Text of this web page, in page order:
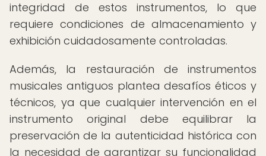
integridad de estos instrumentos, lo que
requiere condiciones de almacenamiento y
exhibición cuidadosamente controladas.
Además, la restauración de instrumentos
musicales antiguos plantea desafíos éticos y
técnicos, ya que cualquier intervención en el
instrumento original debe equilibrar la
preservación de la autenticidad histórica con
la necesidad de garantizar su funcionalidad